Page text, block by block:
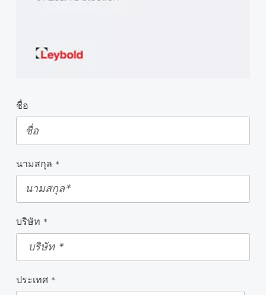
ชื่อ
นามสกุล *
บริษัท *
ประเทศ *